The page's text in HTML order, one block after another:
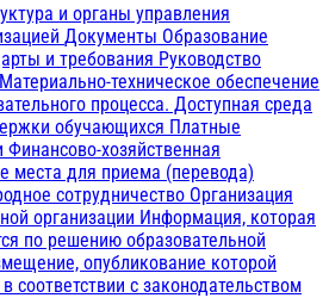
и органы управления
Документы Образование
и требования Руководство
Материально-техническое обеспечение
процесса. Доступная среда
обучающихся Платные
Финансово-хозяйственная
места для приема (перевода)
сотрудничество Организация
организации Информация, которая
по решению образовательной
опубликование которой
соответствии с законодательством